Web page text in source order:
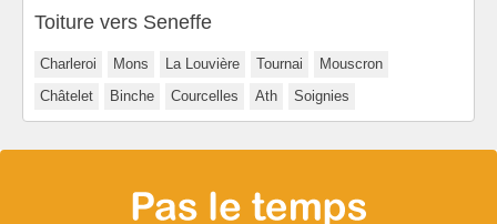
Toiture vers Seneffe
Charleroi Mons La Louvière Tournai
Mouscron
Châtelet
Binche Courcelles Ath Soignies